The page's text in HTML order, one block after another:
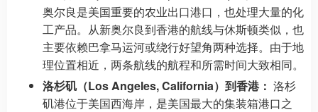
奥尔良是美国重要的农业出口港口，也处理大量的化
工产品。从新奥尔良到香港的航线与休斯顿类似，也
主要依赖巴拿马运河或绕行好望角两种选择。由于地
理位置相近，两条航线的航程和所需时间大致相同。
洛杉矶（Los Angeles, California）到香港： 洛杉
矶港位于美国西海岸，是美国最大的集装箱港口之